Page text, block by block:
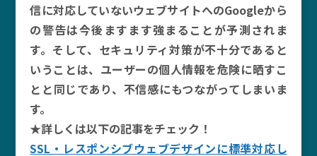
信に対応していないウェブサイトへのGoogleから
の警告は今後ますます強まることが予測されま
す。そして、セキュリティ対策が不十分であると
いうことは、ユーザーの個人情報を危険に晒すこ
とと同じであり、不信感にもつながってしまいま
す。
★詳しくは以下の記事をチェック！
SSL・レスポンシブウェブデザインに標準対応し